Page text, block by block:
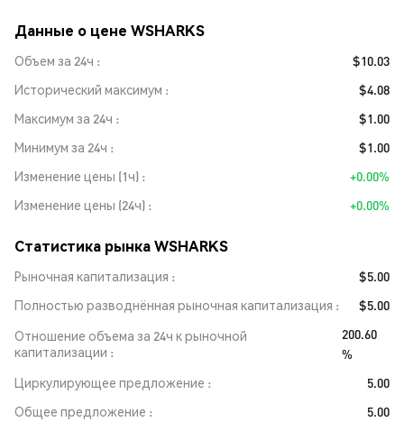
Данные о цене WSHARKS
Объем за 24ч
$10.03
Исторический максимум
$4.08
Максимум за 24ч
$1.00
Минимум за 24ч
$1.00
Изменение цены (1ч)
+0.00%
Изменение цены (24ч)
+0.00%
Статистика рынка WSHARKS
Рыночная капитализация
$5.00
Полностью разводнённая рыночная капитализация
$5.00
Отношение объема за 24ч к рыночной
капитализации
200.60
%
Циркулирующее предложение
5.00
Общее предложение
5.00